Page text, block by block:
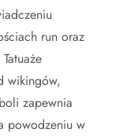
run oraz
wikingów,
zapewnia
powodzeniu w